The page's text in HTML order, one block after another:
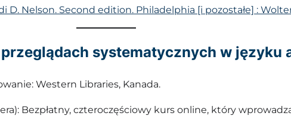
D. Nelson. Second edition. Philadelphia [i pozostałe] :
systematycznych w języku
Western Libraries, Kanada.
Bezpłatny, czteroczęściowy kurs online, który